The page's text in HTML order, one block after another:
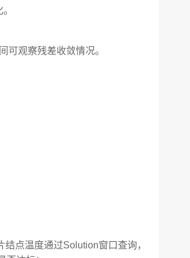
可观察残差收敛情况。
点温度通过Solution窗口查询，